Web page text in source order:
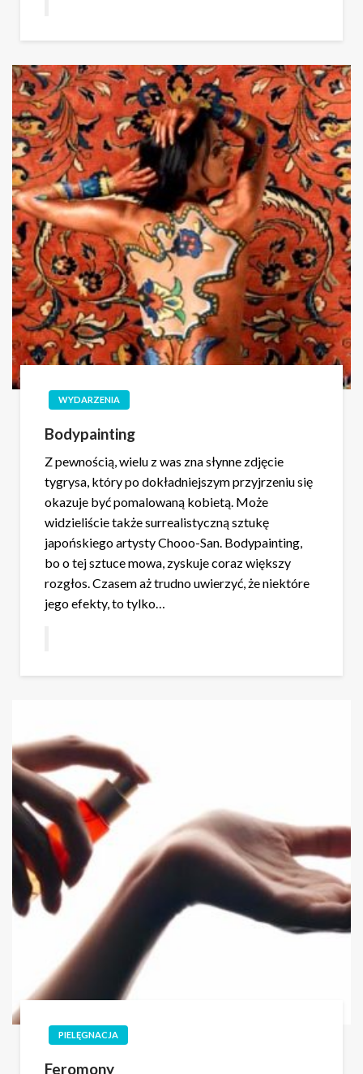
WYDARZENIA
Bodypainting
Z pewnością, wielu z was zna słynne zdjęcie
tygrysa, który po dokładniejszym przyjrzeniu się
okazuje być pomalowaną kobietą. Może
widzieliście także surrealistyczną sztukę
japońskiego artysty Chooo-San. Bodypainting,
bo o tej sztuce mowa, zyskuje coraz większy
rozgłos. Czasem aż trudno uwierzyć, że niektóre
jego efekty, to tylko…
PIELĘGNACJA
Feromony